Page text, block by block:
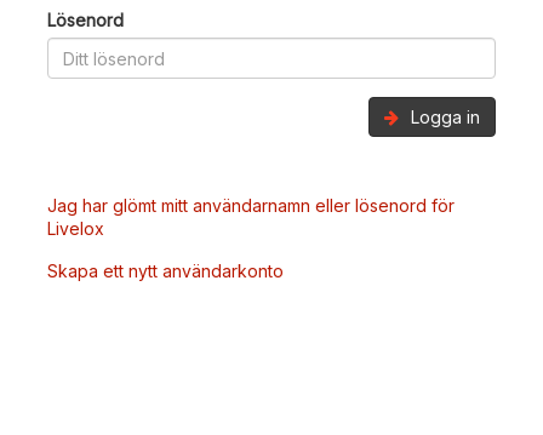
Lösenord
Logga in
Jag har glömt mitt användarnamn eller lösenord för
Livelox
Skapa ett nytt användarkonto